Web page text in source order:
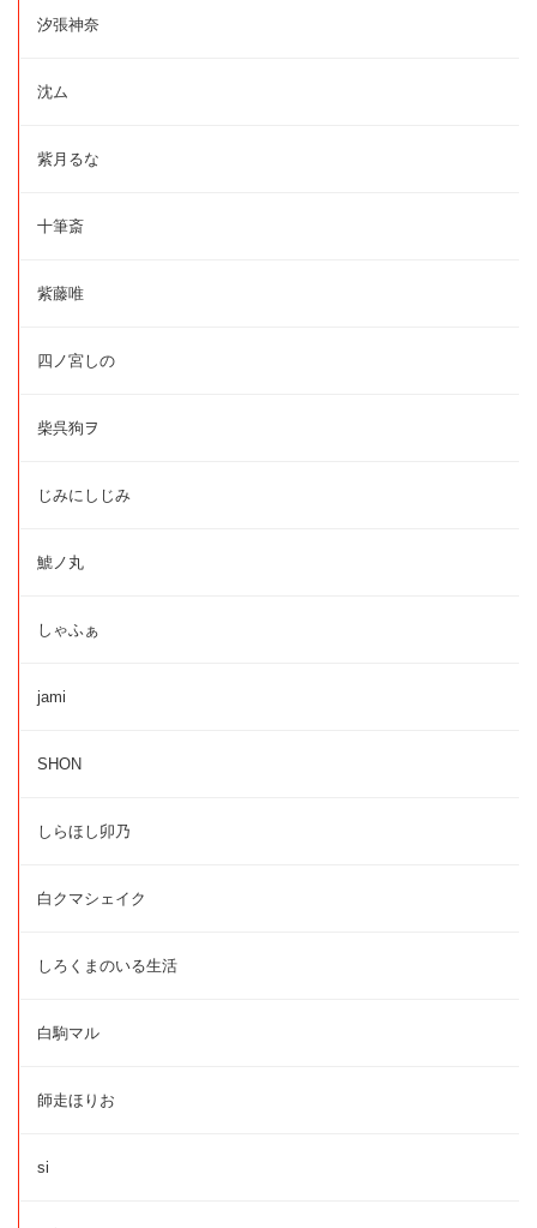
汐張神奈
沈ム
紫月るな
十筆斎
紫藤唯
四ノ宮しの
柴呉狗ヲ
じみにしじみ
鯱ノ丸
しゃふぁ
jami
SHON
しらほし卯乃
白クマシェイク
しろくまのいる生活
白駒マル
師走ほりお
si